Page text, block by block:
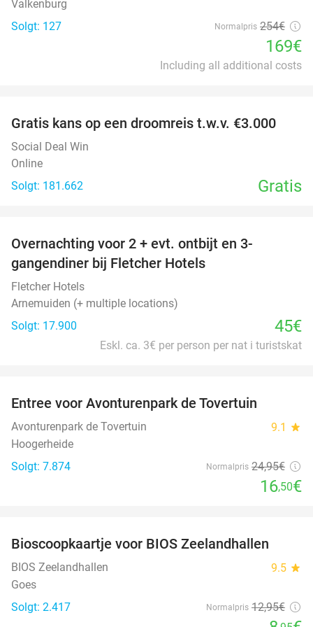
Valkenburg
Solgt: 127
Normalpris 254€
169€
Including all additional costs
Gratis kans op een droomreis t.w.v. €3.000
Social Deal Win
Online
Solgt: 181.662
Gratis
Overnachting voor 2 + evt. ontbijt en 3-
gangendiner bij Fletcher Hotels
Fletcher Hotels
Arnemuiden (+ multiple locations)
Solgt: 17.900
45€
Eskl. ca. 3€ per person per nat i turistskat
Entree voor Avonturenpark de Tovertuin
Avonturenpark de Tovertuin 9.1 star
Hoogerheide
Solgt: 7.874
Normalpris 24,95€
16,50€
Bioscoopkaartje voor BIOS Zeelandhallen
BIOS Zeelandhallen 9.5 star
Goes
Solgt: 2.417
Normalpris 12,95€